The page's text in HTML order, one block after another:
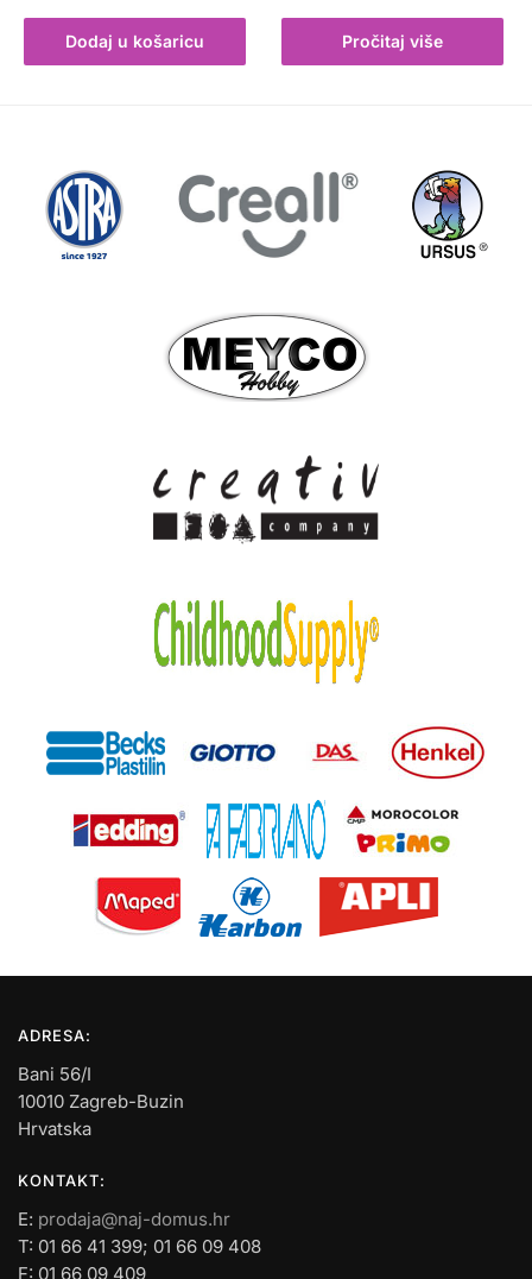
Dodaj u košaricu Pročitaj više
ADRESA:
Bani 56/I
10010 Zagreb-Buzin
Hrvatska
KONTAKT:
E: prodaja@naj-domus.hr
T: 01 66 41 399; 01 66 09 408
F: 01 66 09 409